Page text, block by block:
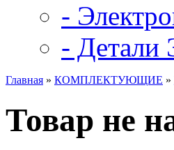
-
- Детали
Главная » КОМПЛЕКТУЮЩИЕ »
Товар не